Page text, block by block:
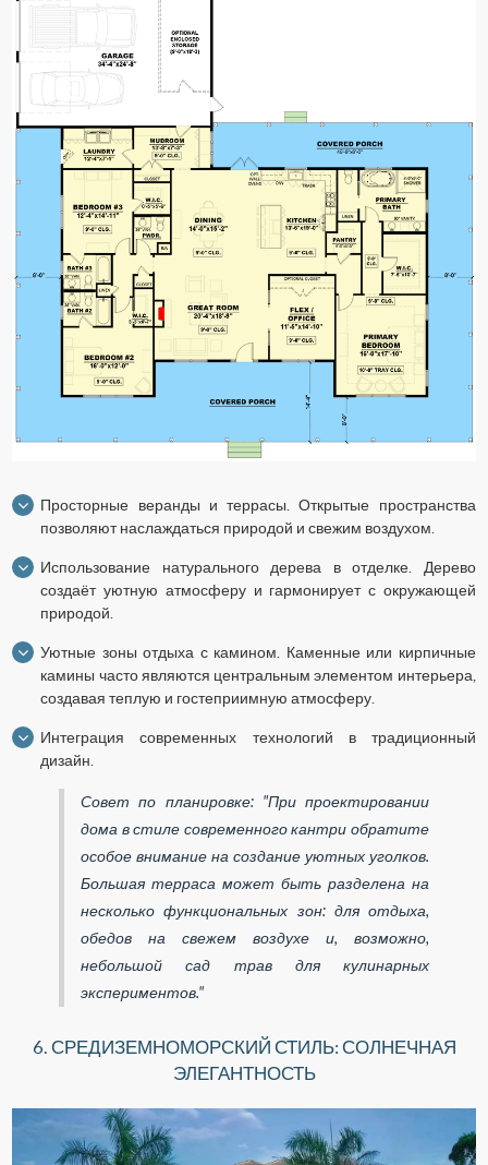
Просторные веранды и террасы. Открытые пространства
позволяют наслаждаться природой и свежим воздухом.
Использование натурального дерева в отделке. Дерево
создаёт уютную атмосферу и гармонирует с окружающей
природой.
Уютные зоны отдыха с камином. Каменные или кирпичные
камины часто являются центральным элементом интерьера,
создавая теплую и гостеприимную атмосферу.
Интеграция современных технологий в традиционный
дизайн.
Совет по планировке: "При проектировании
дома в стиле современного кантри обратите
особое внимание на создание уютных уголков.
Большая терраса может быть разделена на
несколько функциональных зон: для отдыха,
обедов на свежем воздухе и, возможно,
небольшой сад трав для кулинарных
экспериментов."
6. СРЕДИЗЕМНОМОРСКИЙ СТИЛЬ: СОЛНЕЧНАЯ
ЭЛЕГАНТНОСТЬ